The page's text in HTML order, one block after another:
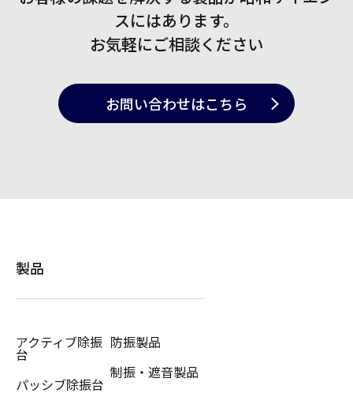
スにはあります。
お気軽にご相談ください
お問い合わせはこちら
製品
アクティブ除振
台
パッシブ除振台
防振製品
制振・遮音製品